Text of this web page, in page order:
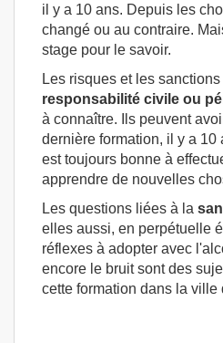
il y a 10 ans. Depuis les
changé ou au contraire.
stage pour le savoir.
Les risques et les
responsabilité civile ou
à connaître. Ils peuvent
dernière formation, il y a 10
est toujours bonne à
apprendre de nouvelles
Les questions liées à la
elles aussi, en perpétuelle
réflexes à adopter avec
encore le bruit sont des
cette formation dans la ville